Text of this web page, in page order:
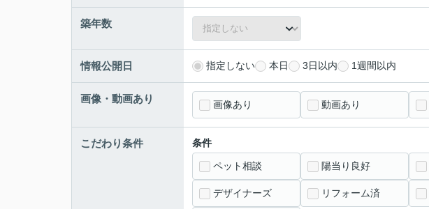
築年数
情報公開日 指定しない 本日 3日以内 1週間以内
画像・動画あり 画像あり 動画あり
こだわり条件 条件
ペット相談 陽当り良好
デザイナーズ リフォーム済